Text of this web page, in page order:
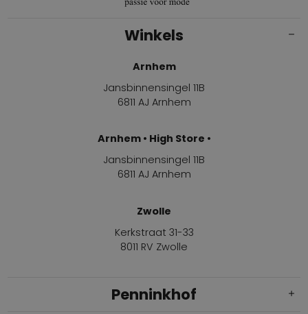
Winkels
Arnhem
Jansbinnensingel 11B
6811 AJ Arnhem
Arnhem • High Store •
Jansbinnensingel 11B
6811 AJ Arnhem
Zwolle
Kerkstraat 31-33
8011 RV Zwolle
Penninkhof